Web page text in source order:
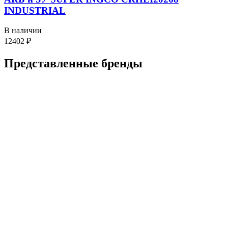
INDUSTRIAL
В наличии
12402 ₽
Представленные бренды